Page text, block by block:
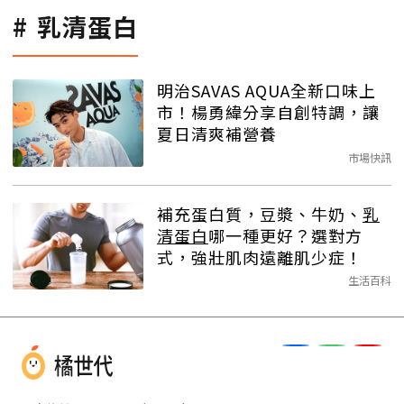
乳清蛋白
明治SAVAS AQUA全新口味上
市！楊勇緯分享自創特調，讓
夏日清爽補營養
市場快訊
補充蛋白質，豆漿、牛奶、 乳
清蛋白哪一種更好？選對方
式，強壯肌肉遠離肌少症！
生活百科